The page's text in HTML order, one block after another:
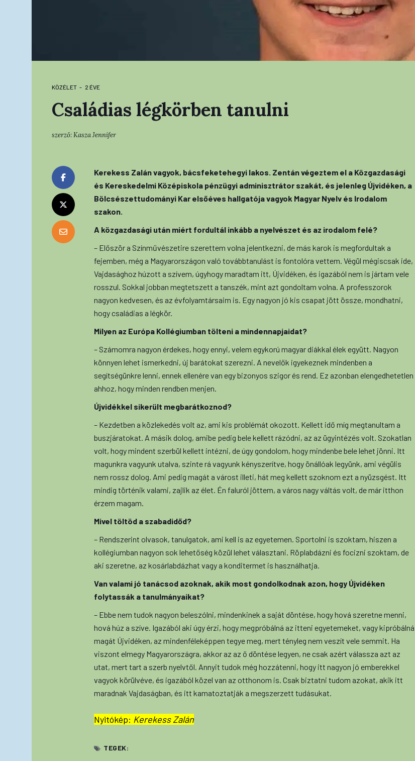
KÖZÉLET 2 ÉVE
Családias légkörben tanulni
szerző:Kasza Jennifer
Kerekess Zalán vagyok, bácsfeketehegyi lakos. Zentán végeztem el a Közgazdasági
és Kereskedelmi Középiskola pénzügyi adminisztrátor szakát, és jelenleg Újvidéken, a
Bölcsészettudományi Kar elsőéves hallgatója vagyok Magyar Nyelv és Irodalom
szakon.
A közgazdasági után miért fordultál inkább a nyelvészet és az irodalom felé?
– Először a Színművészetire szerettem volna jelentkezni, de más karok is megfordultak a
fejemben, még a Magyarországon való továbbtanulást is fontolóra vettem. Végül mégiscsak ide,
Vajdasághoz húzott a szívem, úgyhogy maradtam itt, Újvidéken, és igazából nem is jártam vele
rosszul. Sokkal jobban megtetszett a tanszék, mint azt gondoltam volna. A professzorok
nagyon kedvesen, és az évfolyamtársaim is. Egy nagyon jó kis csapat jött össze, mondhatni,
hogy családias a légkör.
Milyen az Európa Kollégiumban tölteni a mindennapjaidat?
– Számomra nagyon érdekes, hogy ennyi, velem egykorú magyar diákkal élek együtt. Nagyon
könnyen lehet ismerkedni, új barátokat szerezni. A nevelők igyekeznek mindenben a
segítségünkre lenni, ennek ellenére van egy bizonyos szigor és rend. Ez azonban elengedhetetlen
ahhoz, hogy minden rendben menjen.
Újvidékkel sikerült megbarátkoznod?
– Kezdetben a közlekedés volt az, ami kis problémát okozott. Kellett idő míg megtanultam a
buszjáratokat. A másik dolog, amibe pedig bele kellett rázódni, az az ügyintézés volt. Szokatlan
volt, hogy mindent szerbül kellett intézni, de úgy gondolom, hogy mindenbe bele lehet jönni. Itt
magunkra vagyunk utalva, szinte rá vagyunk kényszerítve, hogy önállóak legyünk, ami végülis
nem rossz dolog. Ami pedig magát a várost illeti, hát meg kellett szoknom ezt a nyüzsgést. Itt
mindig történik valami, zajlik az élet. Én faluról jöttem, a város nagy váltás volt, de már itthon
érzem magam.
Mivel töltöd a szabadidőd?
– Rendszerint olvasok, tanulgatok, ami kell is az egyetemen. Sportolni is szoktam, hiszen a
kollégiumban nagyon sok lehetőség közül lehet választani. Röplabdázni és focizni szoktam, de
aki szeretne, az kosárlabdázhat vagy a konditermet is használhatja.
Van valami jó tanácsod azoknak, akik most gondolkodnak azon, hogy Újvidéken
folytassák a tanulmányaikat?
– Ebbe nem tudok nagyon beleszólni, mindenkinek a saját döntése, hogy hová szeretne menni,
hová húz a szíve. Igazából aki úgy érzi, hogy megpróbálná az itteni egyetemeket, vagy kipróbálná
magát Újvidéken, az mindenféleképpen tegye meg, mert tényleg nem veszít vele semmit. Ha
viszont elmegy Magyarországra, akkor az az ő döntése legyen, ne csak azért válassza azt az
utat, mert tart a szerb nyelvtől. Annyit tudok még hozzátenni, hogy itt nagyon jó emberekkel
vagyok körülvéve, és igazából közel van az otthonom is. Csak biztatni tudom azokat, akik itt
maradnak Vajdaságban, és itt kamatoztatják a megszerzett tudásukat.
Nyitókép: Kerekess Zalán
TEGEK: